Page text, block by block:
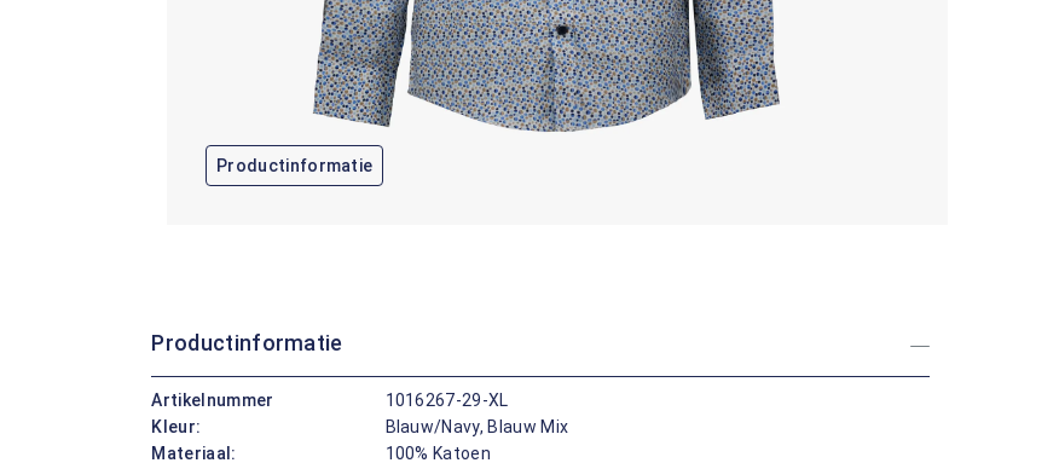
Productinformatie
Productinformatie
Artikelnummer
1016267-29-XL
Kleur:
Blauw/Navy, Blauw Mix
Materiaal:
100% Katoen